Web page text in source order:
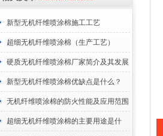
新型无机纤维喷涂棉施工工艺
超细无机纤维喷涂棉（生产工艺）
硬质无机纤维喷涂棉厂家简介及其发展
概述
新型无机纤维喷涂棉优缺点是什么？
无机纤维喷涂棉的防火性能及应用范围
超细无机纤维喷涂棉的主要用途是什